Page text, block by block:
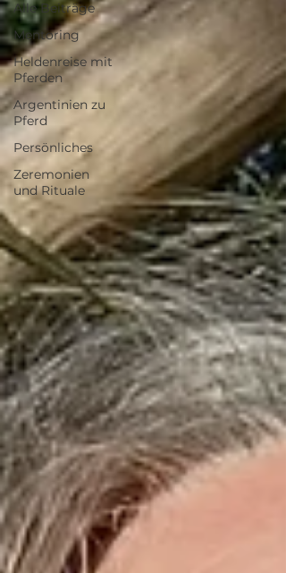
Alle Beiträge
Mentoring
Heldenreise mit
Pferden
Argentinien zu
Pferd
Persönliches
Zeremonien
und Rituale